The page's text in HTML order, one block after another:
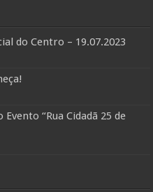
do Centro – 19.07.2023
“Rua Cidadã 25 de